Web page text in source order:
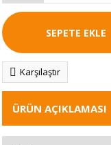
SEPETE EKLE
Karşılaştır
ÜRÜN AÇIKLAMASI